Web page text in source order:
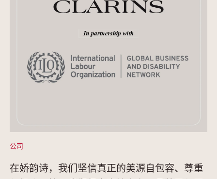
公司
在娇韵诗，我们坚信真正的美源自包容、尊重